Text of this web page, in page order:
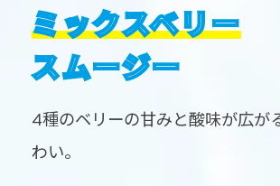
ミックスベリー
スムージー
4種のベリーの甘みと酸味が広が
わい。